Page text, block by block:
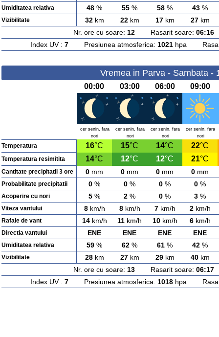
Umiditatea relativa 48 % 55 % 58 % 43 %
Vizibilitate 32km 22km 17km 27km
Nr. ore cu soare: 12Rasarit soare: 06:16
Index UV : 7Presiunea atmosferica: 1021hpa
Vremea in Parva - Sambata -
00:00 03:00 06:00 09:00
cer senin, fara
nori
cer senin, fara
nori
cer senin, fara
nori
cer senin, fara
nori
Temperatura 16°C 15°C 14°C 22°C
Temperatura resimitita 14°C 12°C 12°C 21°C
Cantitate precipitatii 3 ore 0 mm 0 mm 0 mm 0 mm
Probabilitate precipitatii 0 % 0 % 0 % 0 %
Acoperire cu nori 5 % 2 % 0 % 3 %
Viteza vantului 8km/h 8km/h 7km/h 2km/h
Rafale de vant 14km/h 11 km/h 10km/h 6km/h
Directia vantului ENE ENE ENE ENE
Umiditatea relativa 59 % 62 % 61 % 42 %
Vizibilitate 28km 27km 29km 40km
Nr. ore cu soare: 13Rasarit soare: 06:17
Index UV : 7Presiunea atmosferica: 1018hpa